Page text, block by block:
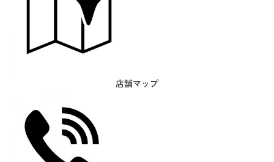
店舗マップ